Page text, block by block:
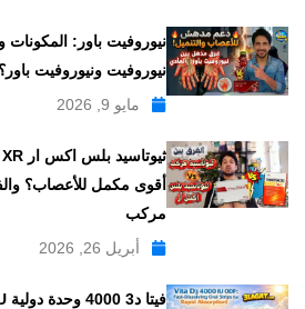
نيوروفيت باور: المكونات
نيوروفيت ونيوروفيت
مايو 9, 2026
أقوى مكمل للأعصاب؟
مركب
أبريل 26, 2026